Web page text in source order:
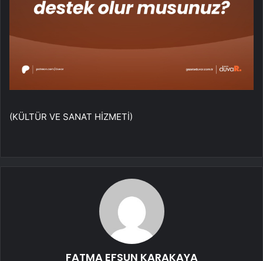
(KÜLTÜR VE SANAT HİZMETİ)
FATMA EFSUN KARAKAYA